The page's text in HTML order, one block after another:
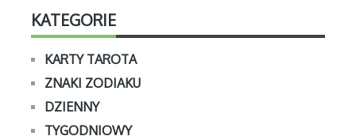
KATEGORIE
KARTY TAROTA
ZNAKI ZODIAKU
DZIENNY
TYGODNIOWY